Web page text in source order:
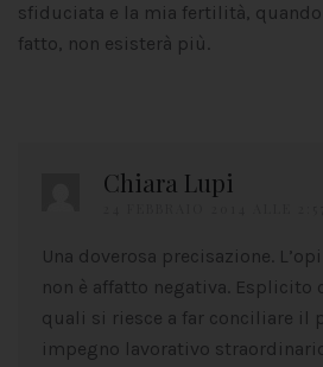
sfiduciata e la mia fertilità, quando
fatto, non esisterà più.
Chiara Lupi
Una doverosa precisazione.
non è affatto negativa. Esplicito
quali si riesce a far conciliare il
impegno lavorativo